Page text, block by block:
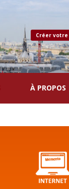
Créer
À PROPOS